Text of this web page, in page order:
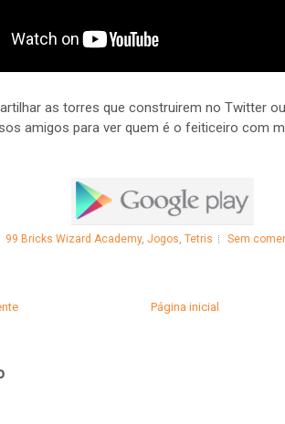
as torres que construirem no Twitter
amigos para ver quem é o feiticeiro com
99 Bricks Wizard Academy, Jogos, Tetris Sem
Página inicial